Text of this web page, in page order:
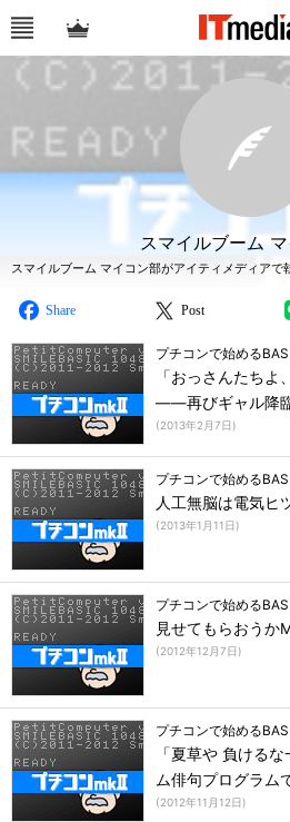
スマイルブーム
スマイルブーム マイコン部がアイティメディアで
Share Post
プチコンで始める
「おっさんたちよ
――再びギャル降
(2013年2月7日)
プチコンで始める
人工無脳は電気ヒ
(2013年1月11日)
プチコンで始める
見せてもらおうか
(2012年12月7日)
プチコンで始める
「夏草や 負ける
ム俳句プログラム
(2012年11月12日)